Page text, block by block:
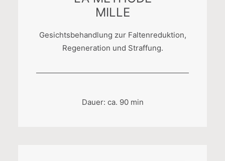
MILLE
Gesichtsbehandlung zur Faltenreduktion,
Regeneration und Straffung.
Dauer: ca. 90 min